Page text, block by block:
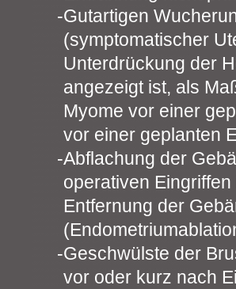
Gutartigen
(symptomatischer
Unterdrückung der
angezeigt ist, als
Myome vor einer
vor einer geplanten
Abflachung der
operativen
Entfernung der
Geschwülste der
vor oder kurz nach